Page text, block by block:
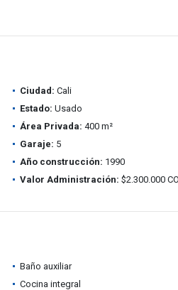
Ciudad: Cali
Estado: Usado
Área Privada: 400 m²
Garaje: 5
Año construcción: 1990
Valor Administración: $2.300.000
Baño auxiliar
Cocina integral